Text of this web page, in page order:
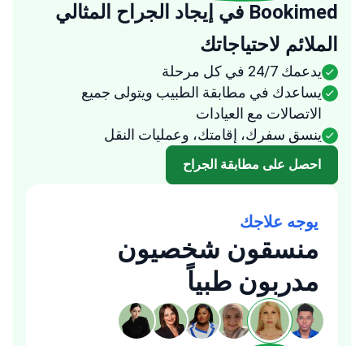
Bookimed في إيجاد الجراح المثالي
الملائم لاحتياجاتك
يدعمك 24/7 في كل مرحلة
يساعدك في مطابقة الطبيب ويتولى جميع
الاتصالات مع العيادات
ينسق سفرك، إقامتك، وعمليات النقل
احصل على مطابقة الجراح
يوجه علاجك
منسقون شخصيون
مدربون طبياً